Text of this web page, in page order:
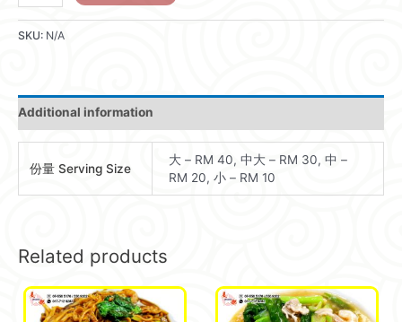
桂
花
quantity
SKU: N/A
Additional information
份量 Serving Size
大 – RM 40, 中大 – RM 30, 中 –
RM 20, 小 – RM 10
Related products